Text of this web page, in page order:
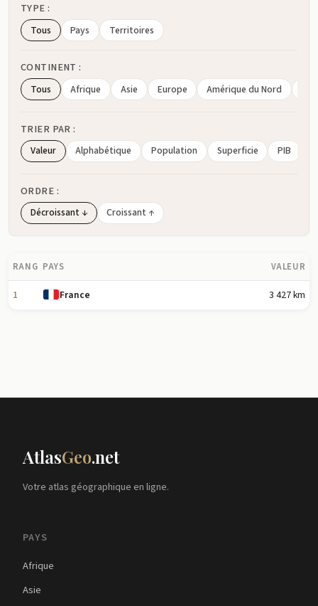
TYPE :
Tous Pays Territoires
CONTINENT :
Tous Afrique Asie Europe Amérique du Nord
TRIER PAR :
Valeur Alphabétique Population Superficie PIB
ORDRE :
Décroissant ↓ Croissant ↑
RANG PAYS VALEUR
1 France 3 427 km
AtlasGeo.net
Votre atlas géographique en ligne.
PAYS
Afrique
Asie